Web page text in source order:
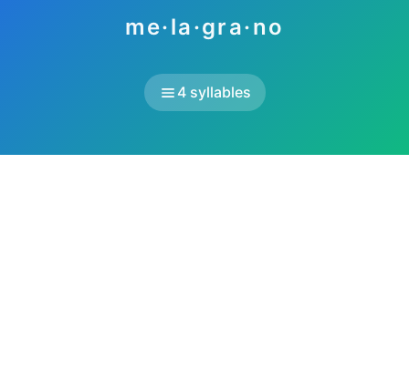
me·la·gra·no
4 syllables